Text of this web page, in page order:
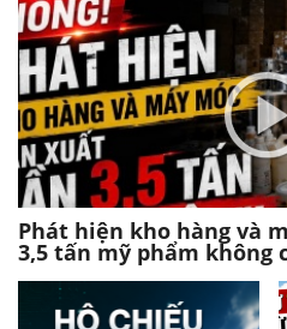
Phát hiện kho hàng và
3,5 tấn mỹ phẩm không